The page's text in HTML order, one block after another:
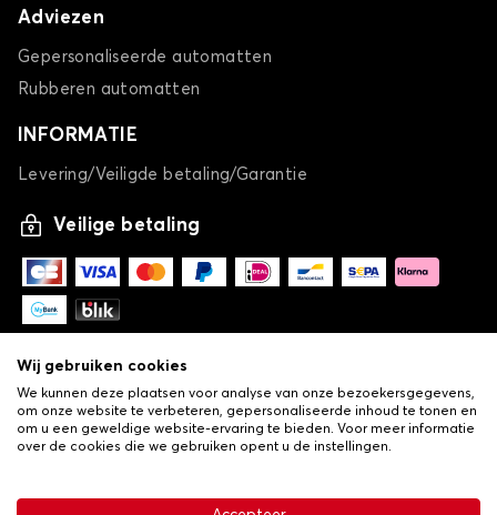
Adviezen
Gepersonaliseerde automatten
Rubberen automatten
INFORMATIE
Levering/Veiligde betaling/Garantie
Veilige betaling
Algemene verkoopvoorwaarden•Privacy- en cookiebeleid
Wij gebruiken cookies
We kunnen deze plaatsen voor analyse van onze bezoekersgegevens,
om onze website te verbeteren, gepersonaliseerde inhoud te tonen en
om u een geweldige website-ervaring te bieden. Voor meer informatie
over de cookies die we gebruiken opent u de instellingen.